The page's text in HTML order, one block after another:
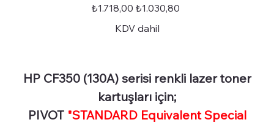
STD-
130ASET
Orijinal
fiyat
₺1.718,00 İndirimli
fiyat
₺1.030,80
KDV dahil
HP CF350 (130A) serisi renkli lazer toner
kartuşları için;
PIVOT "STANDARD Equivalent Special